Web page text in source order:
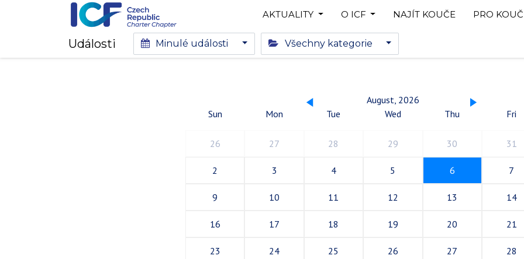
AKTUALITY O ICF NAJÍT KOUČE PRO
Události Minulé události Všechny kategorie
August, 2026
Sun
Mon Tue Wed Thu Fri
26 27 28 29 30 31
2 3 4 5 6 7
9 10 11 12 13 14
16 17 18 19 20 21
23 24 25 26 27 28